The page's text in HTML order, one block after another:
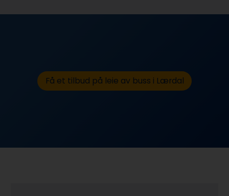
Få et tilbud på leie av buss i Lærdal